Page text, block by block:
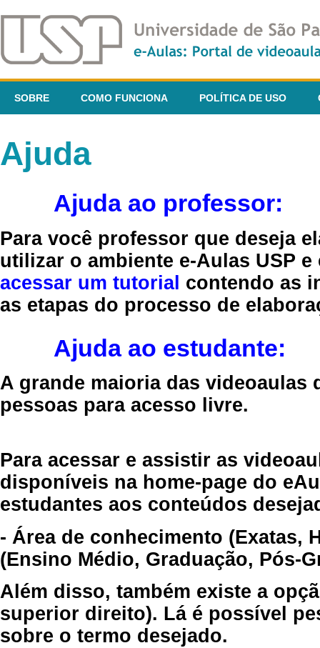
SOBRE COMO FUNCIONA POLÍTICA DE USO
Ajuda
Ajuda ao professor:
Para você professor que deseja
utilizar o ambiente e-Aulas USP
acessar um tutorial contendo as
as etapas do processo de
Ajuda ao estudante:
A grande maioria das videoaulas
pessoas para acesso livre.
Para acessar e assistir as
disponíveis na home-page do
estudantes aos conteúdos
- Área de conhecimento (Exatas,
(Ensino Médio, Graduação, Pós-
Além disso, também existe a
superior direito). Lá é possível
sobre o termo desejado.